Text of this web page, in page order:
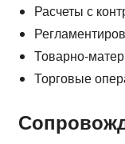
Расчеты с
Товарно-
Торговые